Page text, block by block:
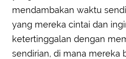
mendambakan waktu
yang mereka cintai dan
ketertinggalan dengan
sendirian, di mana mereka